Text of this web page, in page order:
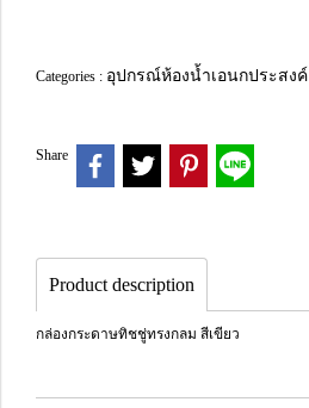
Categories : อุปกรณ์ห้องน้ำเอนกประสงค์
Share
Product description
กล่องกระดาษทิชชู่ทรงกลม สีเขียว